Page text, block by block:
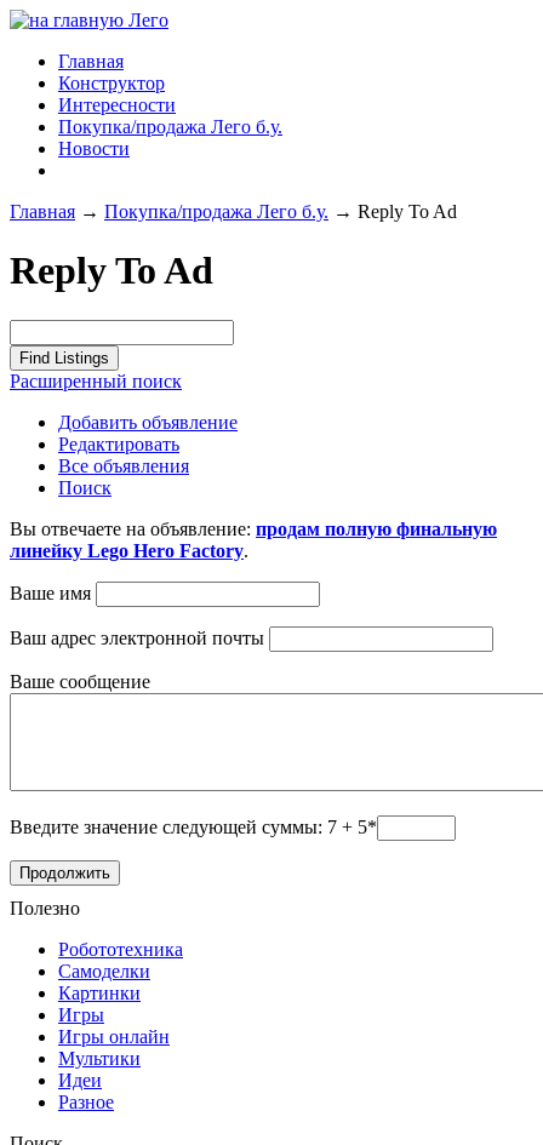
Главная
Конструктор
Интересности
Покупка/продажа Лего б.у.
Новости
Главная → Покупка/продажа Лего б.у. → Reply To Ad
Reply To Ad
Расширенный поиск
Добавить объявление
Редактировать
Все объявления
Поиск
Вы отвечаете на объявление: продам полную финальную
линейку Lego Hero Factory.
Ваше имя
Ваш адрес электронной почты
Ваше сообщение
Введите значение следующей суммы: 7 + 5*
Полезно
Робототехника
Самоделки
Картинки
Игры
Игры онлайн
Мультики
Идеи
Разное